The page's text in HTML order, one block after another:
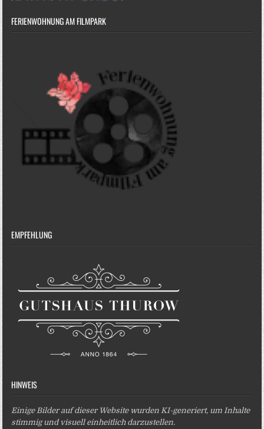
FERIENWOHNUNG AM FILMPARK
EMPFEHLUNG
HINWEIS
Einige Bilder auf dieser Website wurden KI-generiert, um Inhalte
stimmig und visuell einheitlich darzustellen.